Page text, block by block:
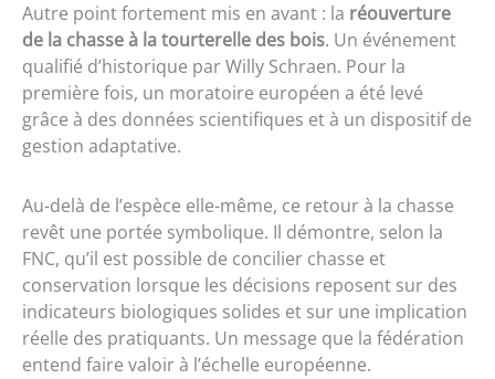
Autre point fortement mis en avant : la réouverture
de la chasse à la tourterelle des bois. Un événement
qualifié d’historique par Willy Schraen. Pour la
première fois, un moratoire européen a été levé
grâce à des données scientifiques et à un dispositif de
gestion adaptative.
Au-delà de l’espèce elle-même, ce retour à la chasse
revêt une portée symbolique. Il démontre, selon la
FNC, qu’il est possible de concilier chasse et
conservation lorsque les décisions reposent sur des
indicateurs biologiques solides et sur une implication
réelle des pratiquants. Un message que la fédération
entend faire valoir à l’échelle européenne.